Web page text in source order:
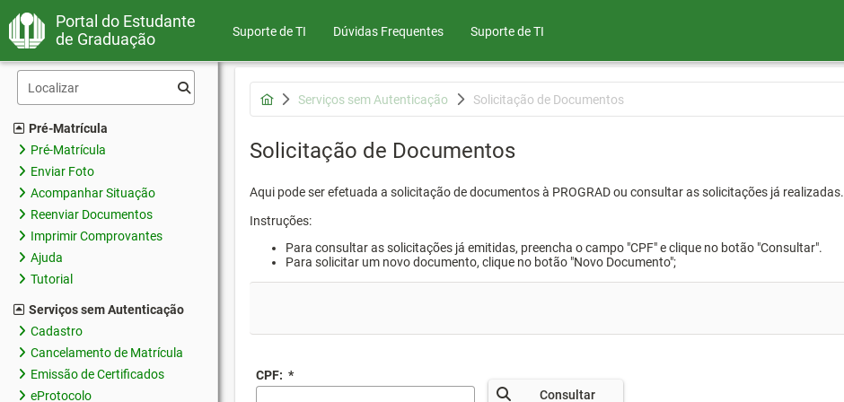
Portal do Estudante
de Graduação
Suporte de TI Dúvidas Frequentes Suporte de TI
Pré-Matrícula
Pré-Matrícula
Enviar Foto
Acompanhar Situação
Reenviar Documentos
Imprimir Comprovantes
Ajuda
Tutorial
Serviços sem Autenticação
Cadastro
Cancelamento de Matrícula
Emissão de Certificados
eProtocolo
Serviços sem Autenticação Solicitação de Documentos
Solicitação de Documentos
Aqui pode ser efetuada a solicitação de documentos à PROGRAD ou consultar as solicitações já realizadas.
Instruções:
Para consultar as solicitações já emitidas, preencha o campo "CPF" e clique no botão "Consultar".
Para solicitar um novo documento, clique no botão "Novo Documento";
CPF: *
Consultar